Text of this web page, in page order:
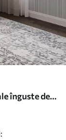
înguste de